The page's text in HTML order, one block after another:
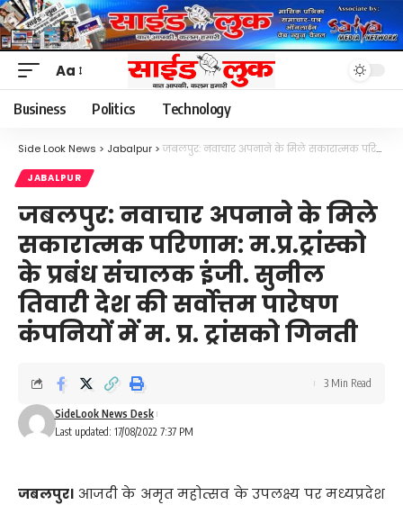
Font
Resizer
Aa
Business Politics Technology
Side Look News > Jabalpur >जबलपुर: नवाचार अपनाने के मिले सकारात्मक परिणाम: म.प्र.ट्रांस्को के प्रबंध संचालक इंजी. सुनील तिवारी देश की सर्वाेत्तम पारेषण कंपनियों में म. प्र. ट्रांसको गिनती
JABALPUR
जबलपुर: नवाचार अपनाने के मिले
सकारात्मक परिणाम: म.प्र.ट्रांस्को
के प्रबंध संचालक इंजी. सुनील
तिवारी देश की सर्वाेत्तम पारेषण
कंपनियों में म. प्र. ट्रांसको गिनती
Last updated: 17/08/2022 7:37 PM
SideLook News Desk
3 Min Read
जबलपुर। आजदी के अमृत महोत्सव के उपलक्ष्य पर मध्यप्रदेश